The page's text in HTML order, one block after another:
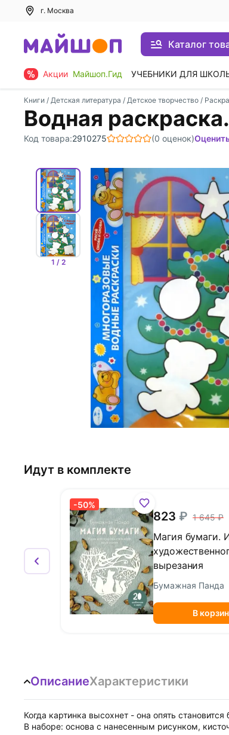
г. Москва
Каталог
Акции Майшоп.Гид УЧЕБНИКИ ДЛЯ
Книги / Детская литература / Детское творчество /
Водная
Код товара:2910275 (0 оценок)
1 / 2
Идут в комплекте
-50%
823 1 645
Магия бумаги.
вырезания
Бумажная Панда
В
ОписаниеХарактеристики
Когда картинка высохнет - она опять
В наборе: основа с нанесенным рисунком,